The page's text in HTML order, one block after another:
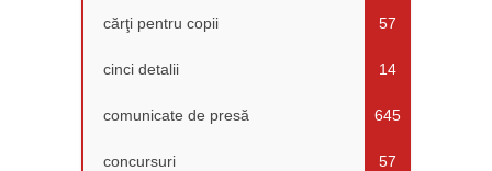
cărţi pentru copii 57
cinci detalii 14
comunicate de presă 645
concursuri 57